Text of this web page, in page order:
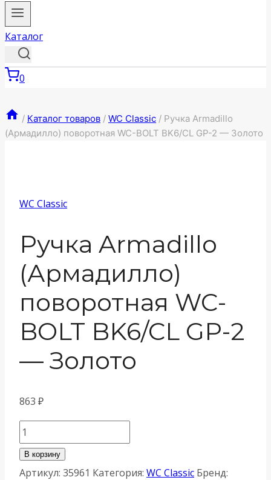
Каталог
0
/ Каталог товаров / WC Classic / Ручка Armadillo
(Армадилло) поворотная WC-BOLT BK6/CL GP-2 — Золото
WC Classic
Ручка Armadillo
(Армадилло)
поворотная WC-
BOLT BK6/CL GP-2
— Золото
863 ₽
Количество
товара
Ручка
В корзину
Артикул: 35961 Категория: WC Classic Бренд: